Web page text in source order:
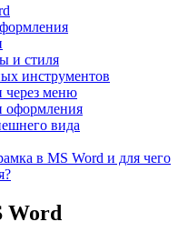
и стиля
инструментов
через меню
оформления
вида
в MS Word и для чего
Word